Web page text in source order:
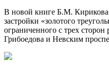
В новой книге Б.М. Кирикова
застройки «золотого
ограниченного с трех
Грибоедова и Невским